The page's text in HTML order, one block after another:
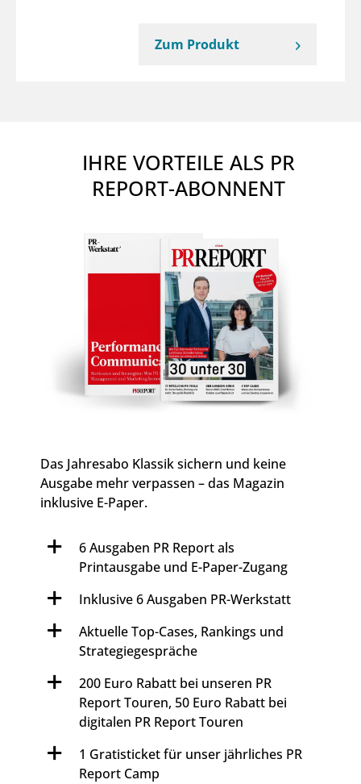
Zum Produkt
IHRE VORTEILE ALS PR
REPORT-ABONNENT
Das Jahresabo Klassik sichern und keine
Ausgabe mehr verpassen – das Magazin
inklusive E-Paper.
6 Ausgaben PR Report als
Printausgabe und E-Paper-Zugang
Inklusive 6 Ausgaben PR-Werkstatt
Aktuelle Top-Cases, Rankings und
Strategiegespräche
200 Euro Rabatt bei unseren PR
Report Touren, 50 Euro Rabatt bei
digitalen PR Report Touren
1 Gratisticket für unser jährliches PR
Report Camp